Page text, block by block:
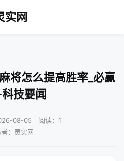
实网
将怎么提高胜率_必赢
技要闻
08-05｜阅读：1
：灵实网